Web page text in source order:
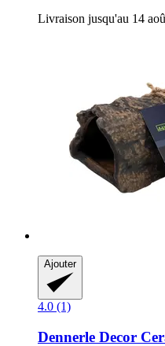
Livraison jusqu'au 14
Ajouter
4.0 (1)
Dennerle Decor